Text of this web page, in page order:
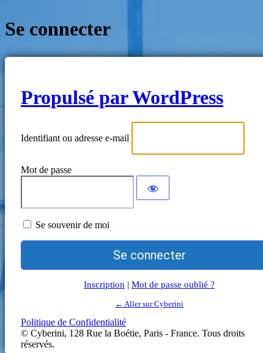
Se connecter
Propulsé par WordPress
Identifiant ou adresse e-mail
Mot de passe
Se souvenir de moi
Inscription | Mot de passe oublié ?
← Aller sur Cyberini
Politique de Confidentialité